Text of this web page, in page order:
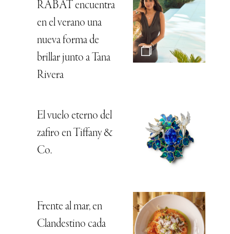
RABAT encuentra
en el verano una
nueva forma de
brillar junto a Tana
Rivera
El vuelo eterno del
zafiro en Tiffany &
Co.
Frente al mar, en
Clandestino cada